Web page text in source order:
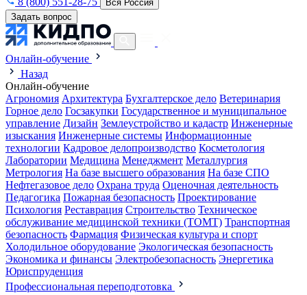
Вся Россия
Задать вопрос
Онлайн-обучение
Назад
Онлайн-обучение
Агрономия Архитектура Бухгалтерское дело Ветеринария
Горное дело Госзакупки Государственное и муниципальное
управление Дизайн Землеустройство и кадастр Инженерные
изыскания Инженерные системы Информационные
технологии Кадровое делопроизводство Косметология
Лаборатории Медицина Менеджмент Металлургия
Метрология На базе высшего образования На базе СПО
Нефтегазовое дело Охрана труда Оценочная деятельность
Педагогика Пожарная безопасность Проектирование
Психология Реставрация Строительство Техническое
обслуживание медицинской техники (ТОМТ) Транспортная
безопасность Фармация Физическая культура и спорт
Холодильное оборудование Экологическая безопасность
Экономика и финансы Электробезопасность Энергетика
Юриспруденция
Профессиональная переподготовка